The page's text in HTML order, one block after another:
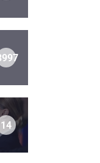
14